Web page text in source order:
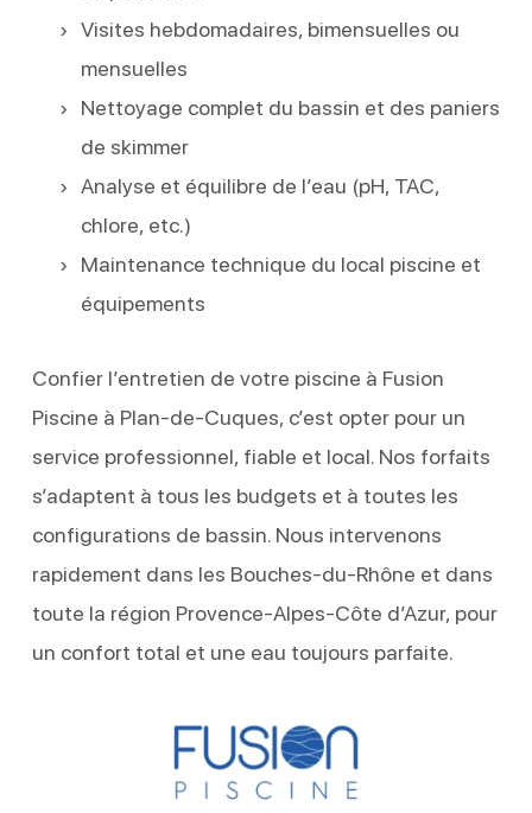
Visites hebdomadaires, bimensuelles ou
mensuelles
Nettoyage complet du bassin et des paniers
de skimmer
Analyse et équilibre de l’eau (pH, TAC,
chlore, etc.)
Maintenance technique du local piscine et
équipements
Confier l’entretien de votre piscine à Fusion
Piscine à Plan-de-Cuques, c’est opter pour un
service professionnel, fiable et local. Nos forfaits
s’adaptent à tous les budgets et à toutes les
configurations de bassin. Nous intervenons
rapidement dans les Bouches-du-Rhône et dans
toute la région Provence-Alpes-Côte d’Azur, pour
un confort total et une eau toujours parfaite.